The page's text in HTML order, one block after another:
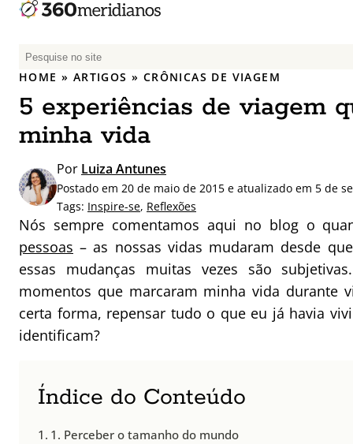
P
e
q
u
i
a
r
p
o
r
:
HOME » ARTIGOS » CRÔNICAS DE VIAGEM
5 experiências de viagem
minha vida
Por Luiza Antunes
Postado em 20 de maio de 2015 e atualizado em 5 de
Tags: Inspire-se, Reflexões
Nós sempre comentamos aqui no blog o
pessoas – as nossas vidas mudaram desde
essas mudanças muitas vezes são
momentos que marcaram minha vida durante
certa forma, repensar tudo o que eu já havia
identificam?
Índice do Conteúdo
1. Perceber o tamanho do mundo